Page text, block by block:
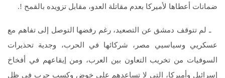
ضمانات أعطاها لأميركا بعدم مقاتلة العدو، مقابل تزويده بالقمح !.
ـ لم تتوقف دمشق عن التصعيد، رغم رفضها التوصل إلى تفاهم مع
عسكريي وسياسيي مصر، شركائها في الحرب، وجدية تحذيرات
السوفيات من تخريب التعاون بين العرب، ومن إيقاعهم في أفخاخ
إسرائيل وأميركا، التي لا تساعدهم على خوض وكسب حرب في ظل